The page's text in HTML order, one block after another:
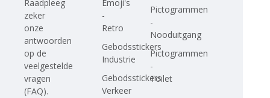
Raadpleeg
zeker
onze
antwoorden
op de
veelgestelde
vragen
(FAQ).
Emoji's
-
Retro
Gebodsstickers
Industrie
Gebodsstickers
Verkeer
Pictogrammen
-
Nooduitgang
Pictogrammen
-
Toilet